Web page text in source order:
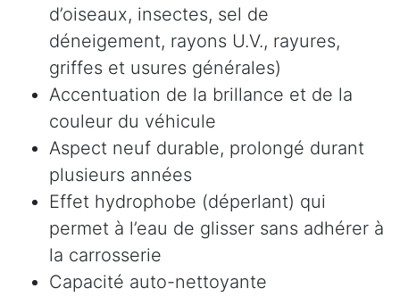
d’oiseaux, insectes, sel de
déneigement, rayons U.V., rayures,
griffes et usures générales)
Accentuation de la brillance et de la
couleur du véhicule
Aspect neuf durable, prolongé durant
plusieurs années
Effet hydrophobe (déperlant) qui
permet à l’eau de glisser sans adhérer à
la carrosserie
Capacité auto-nettoyante